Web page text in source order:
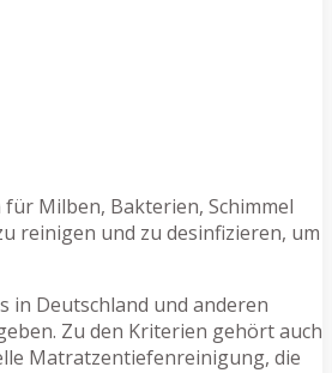
Milben, Bakterien, Schimmel
reinigen und zu desinfizieren, um
in Deutschland und anderen
Zu den Kriterien gehört auch
Matratzentiefenreinigung, die